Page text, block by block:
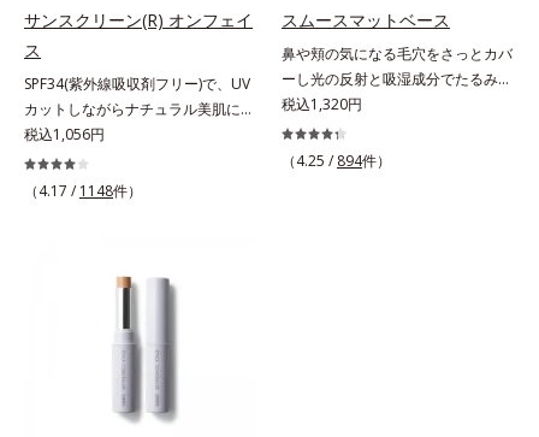
す。※オルビスのすべてのファンデ
けます。* ホウケイ酸(Ca、Na)、酸
化銀
とした美しい仕上がりが続きます。
線ダメージからもしっかりガードし
ます。※敏感肌対象パッチテスト済
（すべての人に皮膚刺激がおきない
というわけではありません）*1 ニ
キビ・肌荒れを防ぐ*2 うるおいに
サンスクリーン(R) オンフェイ
ス
SPF34(紫外線吸収剤フリー)で、UV
カットしながらナチュラル美肌に。
これ1本で“小でかけ”にも、化粧下
地としても。この1本があれば、“ち
ょっとそこまで”もOKなすっぴん美
線、大気汚染物質(*2)を含むダメー
分を配合しました。誰の肌にもなじ
む絶妙な色設計で、白浮きなしの明
るい自然なつや肌に。さらに超軽量
粉体を採用しているので、とっても
税込1,056円
（4.17 / 1148件）
スムースマットベース
鼻や頬の気になる毛穴をさっとカバ
ーし光の反射と吸湿成分でたるみ毛
穴もふんわり一掃。肌になじむクリ
ーム状の部分用化粧下地。小鼻や頬
の気になる毛穴にさっと塗るだけ
税込1,320円
（4.25 / 894件）